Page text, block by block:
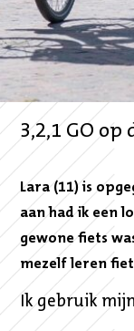
3,2,1 GO op
Lara (11) is
aan had ik een
gewone fiets
mezelf leren
Ik gebruik